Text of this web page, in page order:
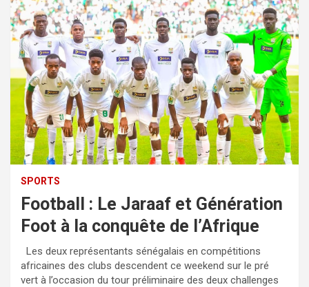
SPORTS
Football : Le Jaraaf et Génération
Foot à la conquête de l’Afrique
Les deux représentants sénégalais en compétitions
africaines des clubs descendent ce weekend sur le pré
vert à l’occasion du tour préliminaire des deux challenges